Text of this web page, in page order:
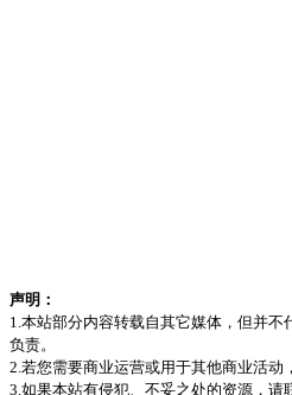
声明：
1.本站部分内容转载自其它媒体，但并
负责。
2.若您需要商业运营或用于其他商业活动
3.如果本站有侵犯、不妥之处的资源，请